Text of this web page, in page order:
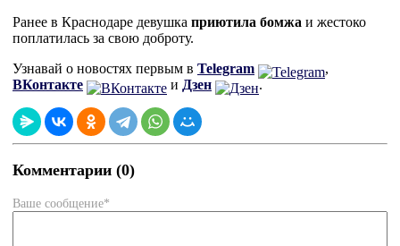
Ранее в Краснодаре девушка приютила бомжа и жестоко
поплатилась за свою доброту.
Узнавай о новостях первым в Telegram
,
ВКонтакте
и Дзен .
Комментарии (0)
Ваше сообщение*